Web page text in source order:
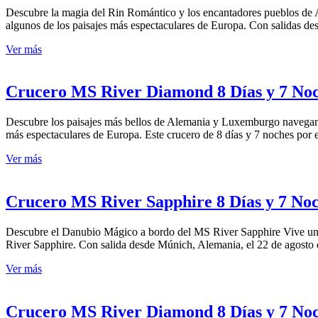
Descubre la magia del Rin Romántico y los encantadores pueblos
algunos de los paisajes más espectaculares de Europa. Con
Ver más
Crucero MS River Diamond 8 Días y 7
Descubre los paisajes más bellos de Alemania y Luxemburgo
más espectaculares de Europa. Este crucero de 8 días y 7 noches
Ver más
Crucero MS River Sapphire 8 Días y 7
Descubre el Danubio Mágico a bordo del MS River Sapphire Vive
River Sapphire. Con salida desde Múnich, Alemania, el 22 de
Ver más
Crucero MS River Diamond 8 Días y 7